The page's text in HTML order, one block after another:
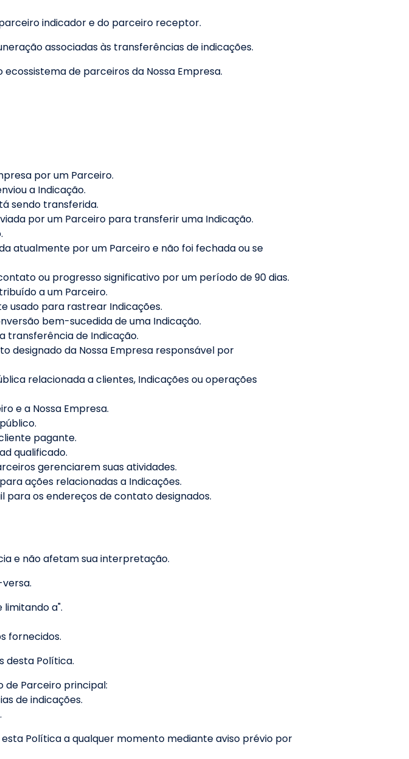
indicador e do parceiro receptor.
associadas às transferências de indicações.
de parceiros da Nossa Empresa.
por um Parceiro.
a Indicação.
sendo transferida.
por um Parceiro para transferir uma Indicação.
atualmente por um Parceiro e não foi fechada ou se
ou progresso significativo por um período de 90 dias.
a um Parceiro.
usado para rastrear Indicações.
bem-sucedida de uma Indicação.
transferência de Indicação.
designado da Nossa Empresa responsável por
relacionada a clientes, Indicações ou operações
e a Nossa Empresa.
pagante.
qualificado.
gerenciarem suas atividades.
ações relacionadas a Indicações.
para os endereços de contato designados.
e não afetam sua interpretação.
limitando a".
fornecidos.
desta Política.
de Parceiro principal:
de indicações.
Política a qualquer momento mediante aviso prévio por